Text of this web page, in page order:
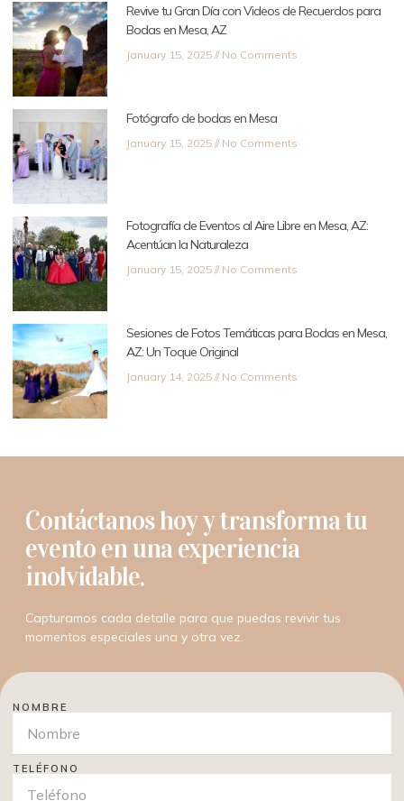
Revive tu Gran Día con Videos de Recuerdos para
Bodas en Mesa, AZ
January 15, 2025 No Comments
Fotógrafo de bodas en Mesa
January 15, 2025 No Comments
Fotografía de Eventos al Aire Libre en Mesa, AZ:
Acentúan la Naturaleza
January 15, 2025 No Comments
Sesiones de Fotos Temáticas para Bodas en Mesa,
AZ: Un Toque Original
January 14, 2025 No Comments
Contáctanos hoy y transforma tu
evento en una experiencia
inolvidable.
Capturamos cada detalle para que puedas revivir tus
momentos especiales una y otra vez.
NOMBRE
TELÉFONO